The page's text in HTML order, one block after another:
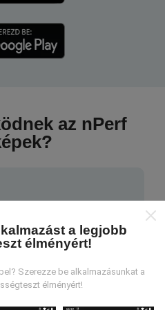
az nPerf
az adatok?
felhasználói által
Ezek valós körülmények
a legjobb
élményért!
Szerezze be alkalmazásunkat a
élményért!